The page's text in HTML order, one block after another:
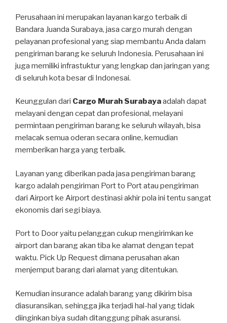
Perusahaan ini merupakan layanan kargo terbaik di
Bandara Juanda Surabaya, jasa cargo murah dengan
pelayanan profesional yang siap membantu Anda dalam
pengiriman barang ke seluruh Indonesia. Perusahaan ini
juga memiliki infrastuktur yang lengkap dan jaringan yang
di seluruh kota besar di Indonesai.
Keunggulan dari Cargo Murah Surabayaadalah dapat
melayani dengan cepat dan profesional, melayani
permintaan pengiriman barang ke seluruh wilayah, bisa
melacak semua oderan secara online, kemudian
memberikan harga yang terbaik.
Layanan yang diberikan pada jasa pengiriman barang
kargo adalah pengiriman Port to Port atau pengiriman
dari Airport ke Airport destinasi akhir pola ini tentu sangat
ekonomis dari segi biaya.
Port to Door yaitu pelanggan cukup mengirimkan ke
airport dan barang akan tiba ke alamat dengan tepat
waktu. Pick Up Request dimana perusahan akan
menjemput barang dari alamat yang ditentukan.
Kemudian insurance adalah barang yang dikirim bisa
diasuransikan, sehingga jika terjadi hal-hal yang tidak
diinginkan biya sudah ditanggung pihak asuransi.